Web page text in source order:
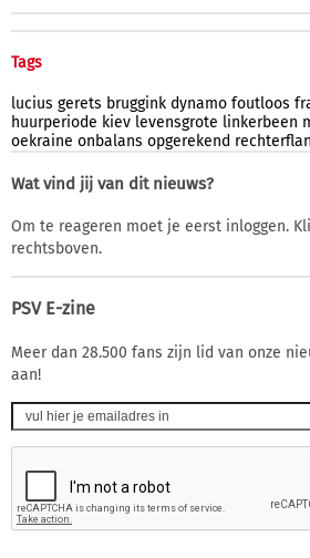
Tags
lucius gerets bruggink dynamo foutloos
huurperiode kiev levensgrote linkerbeen
oekraine onbalans opgerekend
Wat vind jij van dit nieuws?
Om te reageren moet je eerst inloggen.
rechtsboven.
PSV E-zine
Meer dan 28.500 fans zijn lid van onze
aan!